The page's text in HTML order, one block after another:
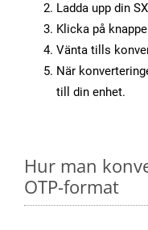
Ladda upp din
Klicka på
Vänta tills
När
till din enhet.
Hur man
OTP-format